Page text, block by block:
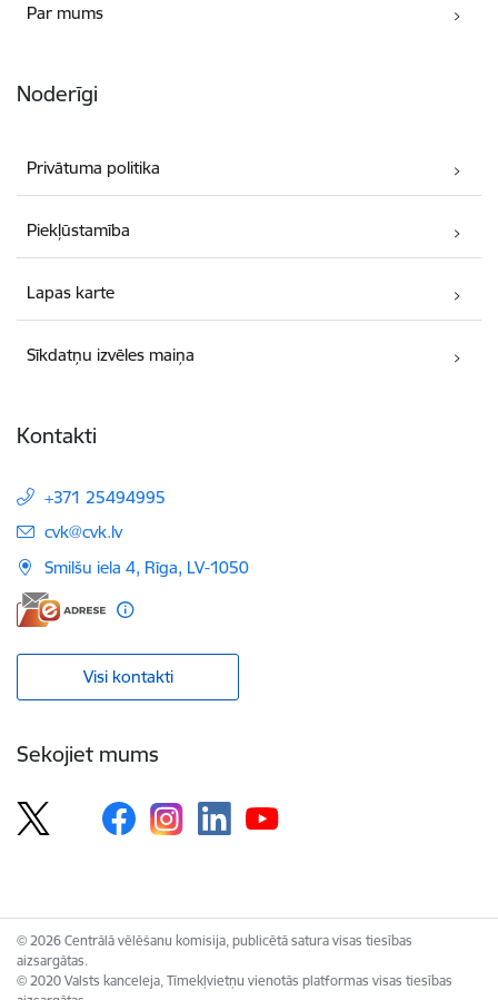
Par mums
Noderīgi
Privātuma politika
Piekļūstamība
Lapas karte
Sīkdatņu izvēles maiņa
Kontakti
+371 25494995
E-pasts:
cvk@cvk.lv
Smilšu iela 4, Rīga, LV-1050
Visi kontakti
Sekojiet mums
© 2026 Centrālā vēlēšanu komisija, publicētā satura visas tiesības
aizsargātas.
© 2020 Valsts kanceleja, Tīmekļvietņu vienotās platformas visas tiesības